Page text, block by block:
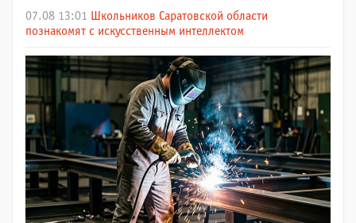
07.08 13:01 Школьников Саратовской области
познакомят с искусственным интеллектом